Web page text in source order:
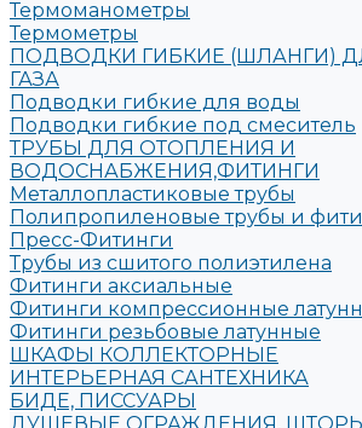
Термоманометры
Термометры
ПОДВОДКИ ГИБКИЕ (ШЛАНГИ)
ГАЗА
Подводки гибкие для воды
Подводки гибкие под смеситель
ТРУБЫ ДЛЯ ОТОПЛЕНИЯ И
ВОДОСНАБЖЕНИЯ,ФИТИНГИ
Металлопластиковые трубы
Полипропиленовые трубы и
Пресс-Фитинги
Трубы из сшитого полиэтилена
Фитинги аксиальные
Фитинги компрессионные
Фитинги резьбовые латунные
ШКАФЫ КОЛЛЕКТОРНЫЕ
ИНТЕРЬЕРНАЯ САНТЕХНИКА
БИДЕ, ПИССУАРЫ